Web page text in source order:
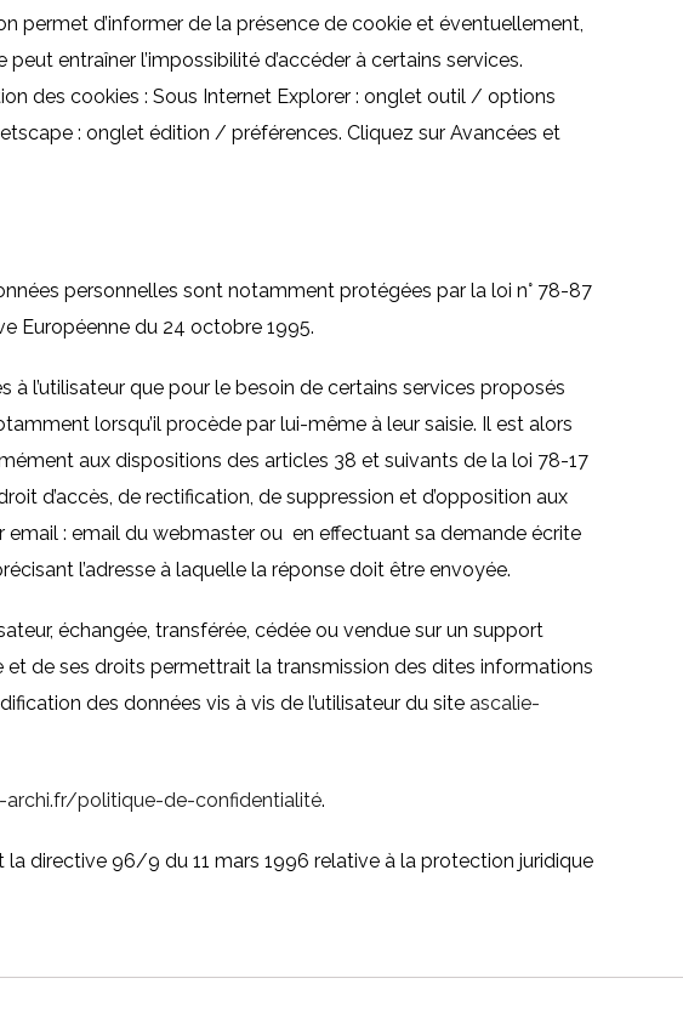
permet d’informer de la présence de cookie et éventuellement,
entraîner l’impossibilité d’accéder à certains services.
des cookies : Sous Internet Explorer : onglet outil / options
: onglet édition / préférences. Cliquez sur Avancées et
personnelles sont notamment protégées par la loi n° 78-87
Européenne du 24 octobre 1995.
l’utilisateur que pour le besoin de certains services proposés
lorsqu’il procède par lui-même à leur saisie. Il est alors
aux dispositions des articles 38 et suivants de la loi 78-17
d’accès, de rectification, de suppression et d’opposition aux
email : email du webmaster ou en effectuant sa demande écrite
l’adresse à laquelle la réponse doit être envoyée.
échangée, transférée, cédée ou vendue sur un support
et de ses droits permettrait la transmission des dites informations
des données vis à vis de l’utilisateur du site ascalie-
politique-de-confidentialité.
directive 96/9 du 11 mars 1996 relative à la protection juridique